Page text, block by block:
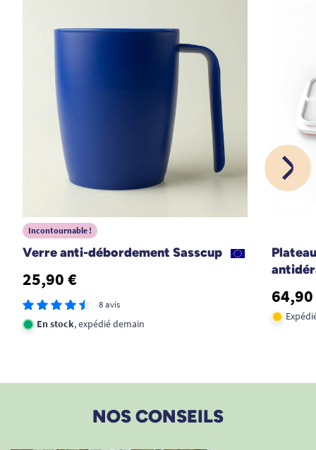
Incontournable !
Verre anti-débordement Sasscup
25,90 €
8 avis
En stock, expédié demain
NOS CONSEILS